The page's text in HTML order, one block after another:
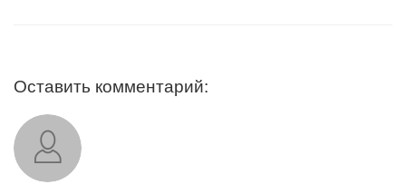
Оставить комментарий: